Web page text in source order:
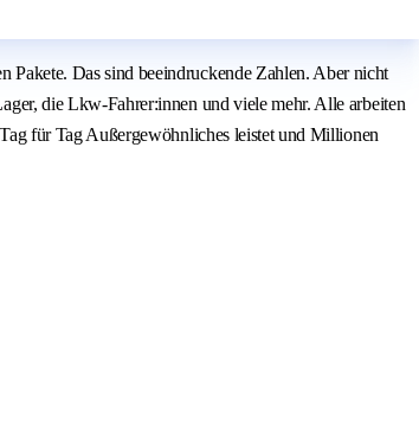
Das sind beeindruckende Zahlen. Aber nicht
die Lkw-Fahrer:innen und viele mehr. Alle arbeiten
für Tag Außergewöhnliches leistet und Millionen